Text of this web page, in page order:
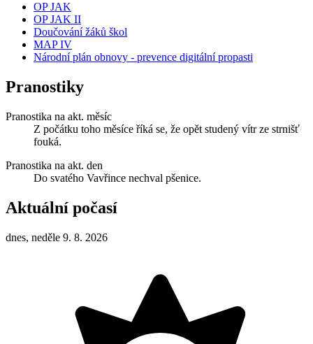
OP JAK
OP JAK II
Doučování žáků škol
MAP IV
Národní plán obnovy - prevence digitální propasti
Pranostiky
Pranostika na akt. měsíc
Z počátku toho měsíce říká se, že opět studený vítr ze strnišť
fouká.
Pranostika na akt. den
Do svatého Vavřince nechval pšenice.
Aktuální počasí
dnes, neděle 9. 8. 2026